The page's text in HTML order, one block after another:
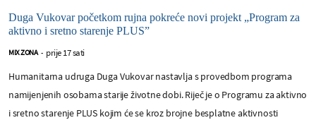
Duga Vukovar početkom rujna pokreće novi projekt „Program za
aktivno i sretno starenje PLUS”
MIX ZONA - prije 17 sati
Humanitarna udruga Duga Vukovar nastavlja s provedbom programa
namijenjenih osobama starije životne dobi. Riječ je o Programu za aktivno
i sretno starenje PLUS kojim će se kroz brojne besplatne aktivnosti